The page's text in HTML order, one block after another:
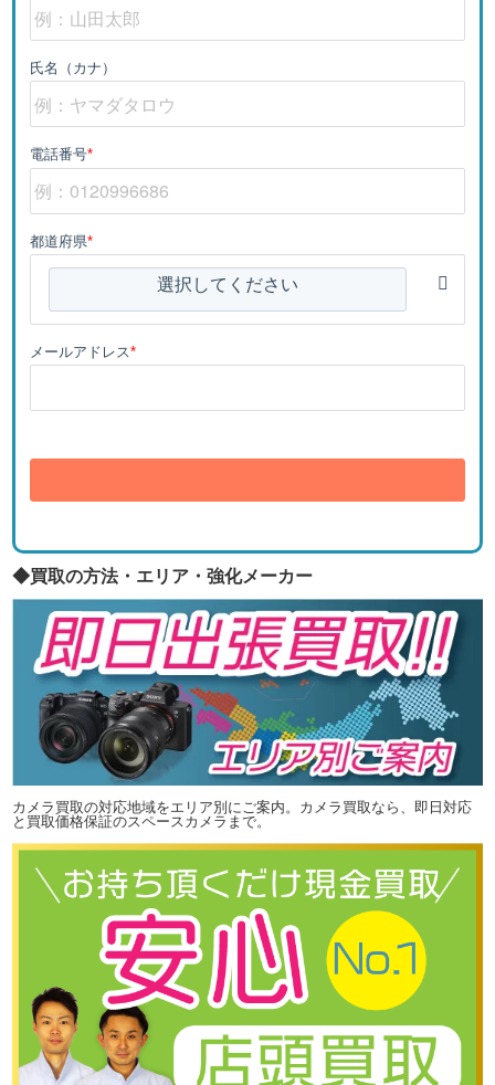
氏名（カナ）
電話番号*
都道府県*
選択してください
メールアドレス*
◆買取の方法・エリア・強化メーカー
カメラ買取の対応地域をエリア別にご案内。カメラ買取なら、即日対応
と買取価格保証のスペースカメラまで。